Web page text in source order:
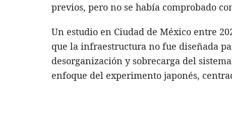
previos, pero no se había comprobado
Un estudio en Ciudad de México entre
que la infraestructura no fue diseñada
desorganización y sobrecarga del
enfoque del experimento japonés,